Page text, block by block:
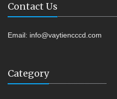
Contact Us
Email: info@vaytiencccd.com
Category